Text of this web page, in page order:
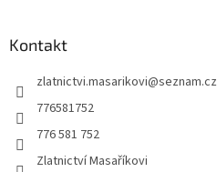
Kontakt
zlatnictvi.masarikovi@seznam.cz
776581752
776 581 752
Zlatnictví Masaříkovi